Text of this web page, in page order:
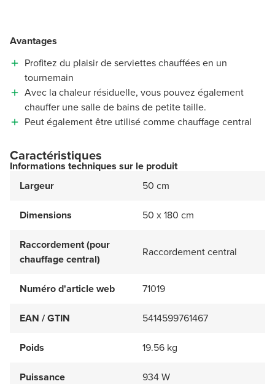
Avantages
Profitez du plaisir de serviettes chauffées en un
tournemain
Avec la chaleur résiduelle, vous pouvez également
chauffer une salle de bains de petite taille.
Peut également être utilisé comme chauffage central
Caractéristiques
Informations techniques sur le produit
Largeur
50 cm
Dimensions 50 x 180 cm
Raccordement (pour
chauffage central)
Raccordement central
Numéro d'article web 71019
EAN / GTIN 5414599761467
Poids 19.56 kg
Puissance 934 W